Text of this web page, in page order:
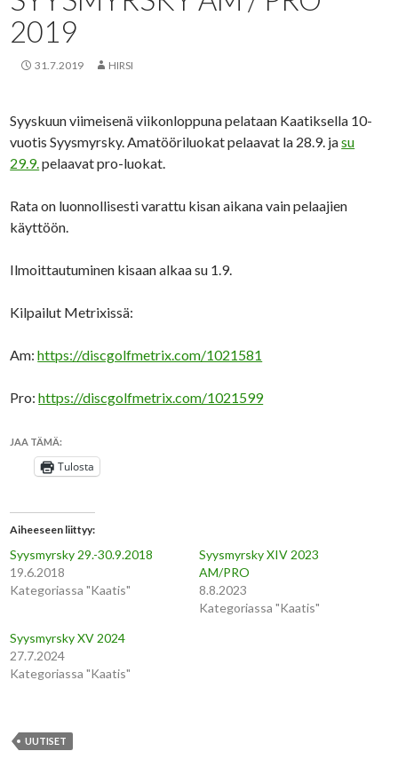
2019
31.7.2019 HIRSI
Syyskuun viimeisenä viikonloppuna pelataan Kaatiksella 10-
vuotis Syysmyrsky. Amatööriluokat pelaavat la 28.9. jasu
29.9.pelaavat pro-luokat.
Rata on luonnollisesti varattu kisan aikana vain pelaajien
käyttöön.
Ilmoittautuminen kisaan alkaa su 1.9.
Kilpailut Metrixissä:
Am:https://discgolfmetrix.com/1021581
Pro:https://discgolfmetrix.com/1021599
JAA TÄMÄ:
Tulosta
Aiheeseen liittyy
Syysmyrsky 29.-30.9.2018
19.6.2018
Kategoriassa "Kaatis"
Syysmyrsky XIV 2023
AM/PRO
8.8.2023
Kategoriassa "Kaatis"
Syysmyrsky XV 2024
27.7.2024
Kategoriassa "Kaatis"
UUTISET